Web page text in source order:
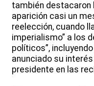
también destacaron
aparición casi un
reelección, cuando
imperialismo” a los
políticos”,
anunciado su
presidente en las